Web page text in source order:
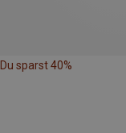
Du sparst 40%